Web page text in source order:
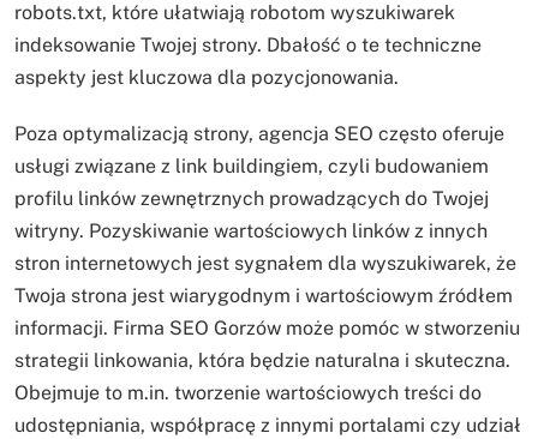
robots.txt, które ułatwiają robotom wyszukiwarek
indeksowanie Twojej strony. Dbałość o te techniczne
aspekty jest kluczowa dla pozycjonowania.
Poza optymalizacją strony, agencja SEO często oferuje
usługi związane z link buildingiem, czyli budowaniem
profilu linków zewnętrznych prowadzących do Twojej
witryny. Pozyskiwanie wartościowych linków z innych
stron internetowych jest sygnałem dla wyszukiwarek, że
Twoja strona jest wiarygodnym i wartościowym źródłem
informacji. Firma SEO Gorzów może pomóc w stworzeniu
strategii linkowania, która będzie naturalna i skuteczna.
Obejmuje to m.in. tworzenie wartościowych treści do
udostępniania, współpracę z innymi portalami czy udział